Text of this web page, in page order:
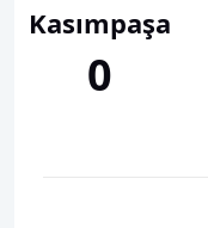
Kasımpaşa
0